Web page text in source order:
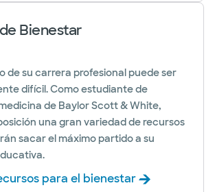
Bienestar
de su carrera profesional puede ser
difícil. Como estudiante de
de Baylor Scott & White,
una gran variedad de recursos
sacar el máximo partido a su
para el bienestar